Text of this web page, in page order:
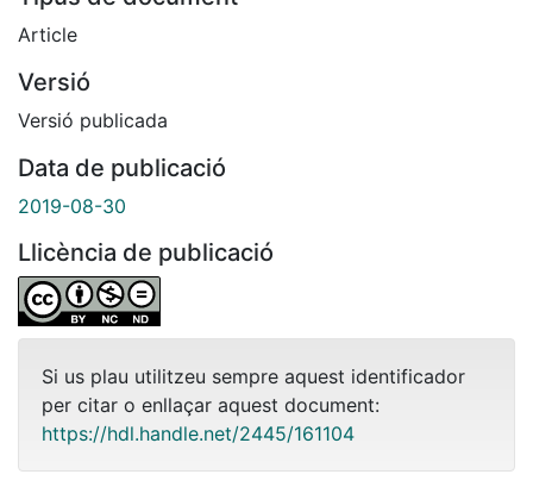
Article
Versió
Versió publicada
Data de publicació
2019-08-30
Llicència de publicació
Si us plau utilitzeu sempre aquest identificador
per citar o enllaçar aquest document:
https://hdl.handle.net/2445/161104